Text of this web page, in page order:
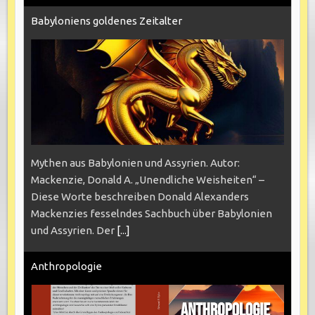
Babyloniens goldenes Zeitalter
Mythen aus Babylonien und Assyrien. Autor:
Mackenzie, Donald A. „Unendliche Weisheiten“ –
Diese Worte beschreiben Donald Alexanders
Mackenzies fesselndes Sachbuch über Babylonien
und Assyrien. Der [...]
Anthropologie